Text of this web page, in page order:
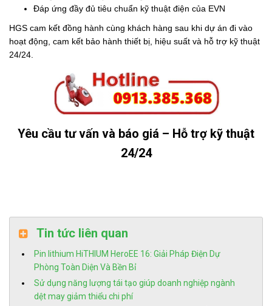
Đáp ứng đầy đủ tiêu chuẩn kỹ thuật điện của EVN
HGS cam kết đồng hành cùng khách hàng sau khi dự án đi vào
hoạt động, cam kết bảo hành thiết bị, hiệu suất và hỗ trợ kỹ thuật
24/24.
Yêu cầu tư vấn và báo giá – Hỗ trợ kỹ thuật
24/24
Tin tức liên quan
Pin lithium HiTHIUM HeroEE 16: Giải Pháp Điện Dự
Phòng Toàn Diện Và Bền Bỉ
Sử dụng năng lượng tái tạo giúp doanh nghiệp ngành
dệt may giảm thiểu chi phí